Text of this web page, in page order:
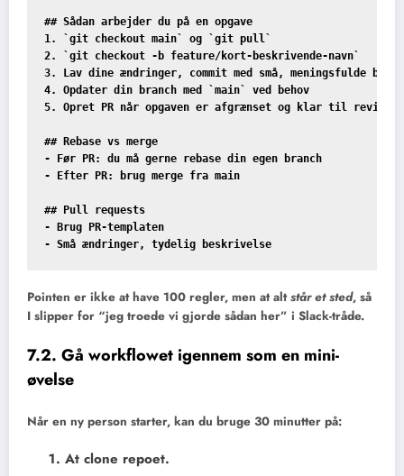
## Sådan arbejder du på en opgave
1. `git checkout main` og `git pull`
2. `git checkout -b feature/kort-beskrivende-navn`
3. Lav dine ændringer, commit med små, meningsfulde
4. Opdater din branch med `main` ved behov
5. Opret PR når opgaven er afgrænset og klar til review
## Rebase vs merge
- Før PR: du må gerne rebase din egen branch
- Efter PR: brug merge fra main
## Pull requests
- Brug PR-templaten
Pointen er ikke at have 100 regler, men at altstår et sted, så
I slipper for “jeg troede vi gjorde sådan her” i Slack-tråde.
7.2. Gå workflowet igennem som en mini-
øvelse
Når en ny person starter, kan du bruge 30 minutter på:
At clone repoet.